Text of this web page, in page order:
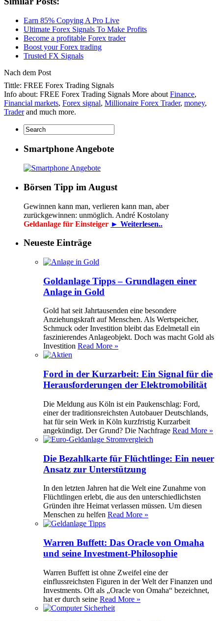
Earn 85% Copying A Pro Live
Ultimate Forex Signals To Make Profits
Become a profitable Forex trader
Boost your Forex trading
Trusted FX Signals
Nach dem Post
Tittle: FREE Forex Trading Signals
Info about: FREE Forex Trading Signals More about Finance,
Financial markets, Forex signal, Millionaire Forex Trader, money,
Traderand much more.
Smartphone Angebote
Börsen Tipp im August
Gewinnen kann man, verlieren kann man, aber
zurückgewinnen: unmöglich. André Kostolany
Geldanlage für Einsteiger ► Weiterlesen..
Neueste Einträge
Goldanlage Tipps – Grundlagen einer
Anlage in Gold
Gold hat seit Jahrtausenden eine besondere
Anziehungskraft auf Menschen. Als Wertspeicher,
Schmuck oder Investition bleibt das Edelmetall ein
faszinierendes Anlageobjekt. Doch was macht Gold als
Investition Read More »
Ford in der Kurzarbeit: Ein Signal für die
Herausforderungen der Elektromobilität
Die Meldung aus Köln ist ein Paukenschlag: Ford,
einer der traditionsreichsten Autobauer Deutschlands,
hat für sein Werk in Köln kurzfristig Kurzarbeit
angekündigt. Der Grund? Die Nachfrage Read More »
Die Bezahlkarte für Flüchtlinge: Ein neuer
Ansatz zur Unterstützung
In den letzten Jahren hat die Welt eine Zunahme von
Flüchtlingen erlebt, die aus den unterschiedlichsten
Gründen ihre Heimat verlassen müssen. Um diesen
Menschen zu helfen Read More »
Warren Buffett: Das Oracle von Omaha
und seine Investment-Philosophie
Warren Buffett ist ohne Zweifel eine der
einflussreichsten Figuren in der Welt der Finanzen und
Investments. Oft als „Oracle von Omaha“ bezeichnet,
hat er durch seine Read More »